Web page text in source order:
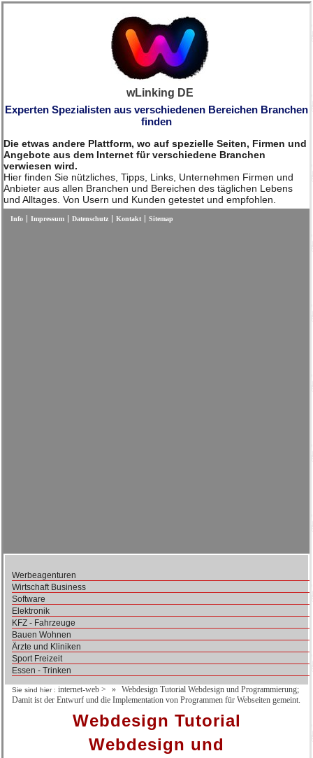
wLinking DE
Experten Spezialisten aus verschiedenen Bereichen Branchen
finden
Die etwas andere Plattform, wo auf spezielle Seiten, Firmen und
Angebote aus dem Internet für verschiedene Branchen
verwiesen wird.
Hier finden Sie nützliches, Tipps, Links, Unternehmen Firmen und
Anbieter aus allen Branchen und Bereichen des täglichen Lebens
und Alltages. Von Usern und Kunden getestet und empfohlen.
Info Impressum Datenschutz Kontakt Sitemap
Werbeagenturen
Wirtschaft Business
Software
Elektronik
KFZ - Fahrzeuge
Bauen Wohnen
Ärzte und Kliniken
Sport Freizeit
Essen - Trinken
Sie sind hier : internet-web >
Webdesign Tutorial Webdesign und Programmierung;
Damit ist der Entwurf und die Implementation von Programmen für Webseiten gemeint.
Webdesign Tutorial
Webdesign und